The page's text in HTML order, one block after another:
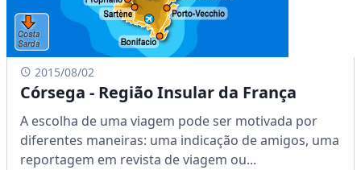
2015/08/02
Córsega - Região Insular da França
A escolha de uma viagem pode ser motivada por
diferentes maneiras: uma indicação de amigos, uma
reportagem em revista de viagem ou...